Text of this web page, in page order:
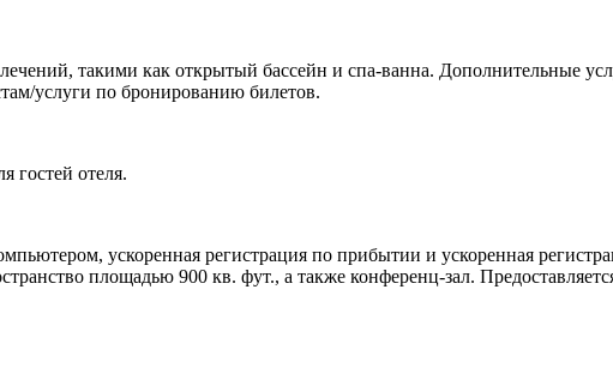
такими как открытый бассейн и спа-ванна. Дополнительные
услуги по бронированию билетов.
гостей отеля.
ускоренная регистрация по прибытии и ускоренная
площадью 900 кв. фут., а также конференц-зал.